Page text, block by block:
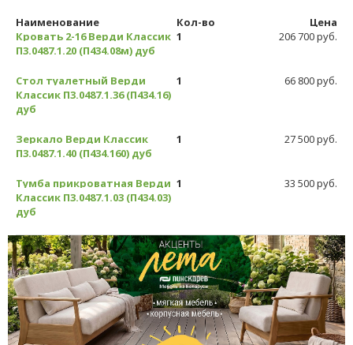
Наименование Кол-во
Цена
Кровать 2-16 Верди Классик
П3.0487.1.20 (П434.08м) дуб
1 206 700 руб.
Стол туалетный Верди
Классик П3.0487.1.36 (П434.16)
дуб
1 66 800 руб.
Зеркало Верди Классик
П3.0487.1.40 (П434.160) дуб
1 27 500 руб.
Тумба прикроватная Верди
Классик П3.0487.1.03 (П434.03)
дуб
1 33 500 руб.